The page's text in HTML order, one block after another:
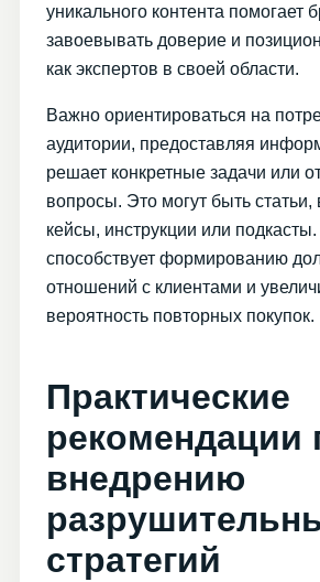
уникального контента помогает
завоевывать доверие и
как экспертов в своей области.
Важно ориентироваться на
аудитории, предоставляя
решает конкретные задачи или
вопросы. Это могут быть
кейсы, инструкции или
способствует формированию
отношений с клиентами и
вероятность повторных покупок.
Практические
рекомендации
внедрению
стратегий